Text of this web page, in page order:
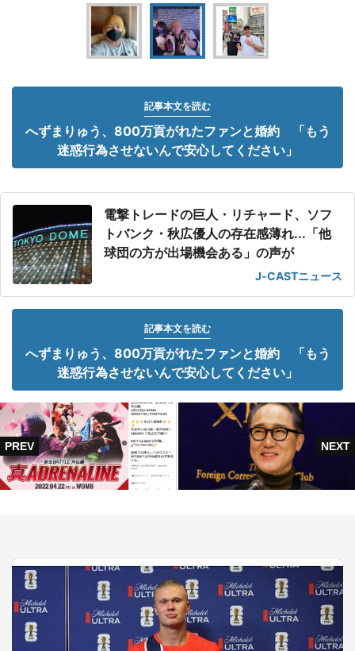
記事本文を読む
へずまりゅう、800万貢がれたファンと婚約 「もう
迷惑行為させないんで安心してください」
電撃トレードの巨人・リチャード、ソフ
トバンク・秋広優人の存在感薄れ...「他
球団の方が出場機会ある」の声が
J-CASTニュース
記事本文を読む
へずまりゅう、800万貢がれたファンと婚約 「もう
迷惑行為させないんで安心してください」